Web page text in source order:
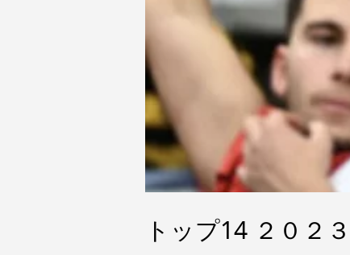
トップ14 ２０２